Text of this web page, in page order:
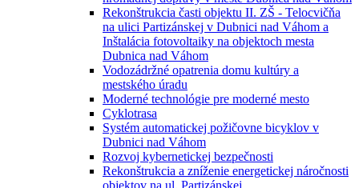
Rekonštrukcia časti objektu II. ZŠ - Telocvičňa
na ulici Partizánskej v Dubnici nad Váhom a
Inštalácia fotovoltaiky na objektoch mesta
Dubnica nad Váhom
Vodozádržné opatrenia domu kultúry a
mestského úradu
Moderné technológie pre moderné mesto
Cyklotrasa
Systém automatickej požičovne bicyklov v
Dubnici nad Váhom
Rozvoj kybernetickej bezpečnosti
Rekonštrukcia a zníženie energetickej náročnosti